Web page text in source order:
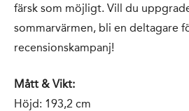
färsk som möjligt. Vill du
sommarvärmen, bli en deltagare
recensionskampanj!
Mått & Vikt:
Höjd: 193,2 cm